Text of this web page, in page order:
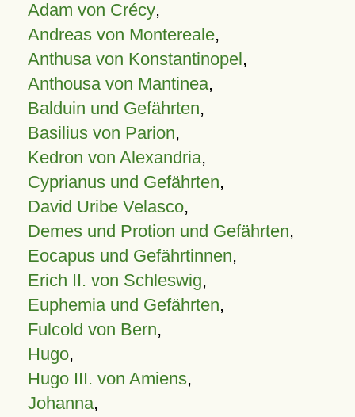
Adam von Crécy,
Andreas von Montereale,
Anthusa von Konstantinopel,
Anthousa von Mantinea,
Balduin und Gefährten,
Basilius von Parion,
Kedron von Alexandria,
Cyprianus und Gefährten,
David Uribe Velasco,
Demes und Protion und Gefährten,
Eocapus und Gefährtinnen,
Erich II. von Schleswig,
Euphemia und Gefährten,
Fulcold von Bern,
Hugo,
Hugo III. von Amiens,
Johanna,